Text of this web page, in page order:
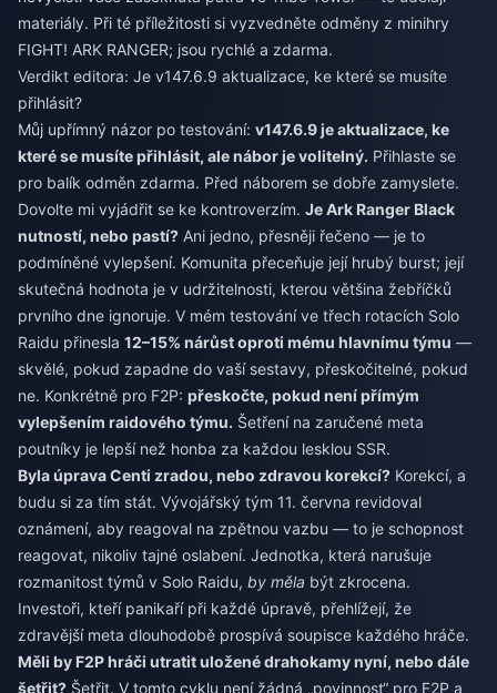
materiály. Při té příležitosti si vyzvedněte odměny z minihry
FIGHT! ARK RANGER; jsou rychlé a zdarma.
Verdikt editora: Je v147.6.9 aktualizace, ke které se musíte
přihlásit?
Můj upřímný názor po testování: v147.6.9 je aktualizace, ke
které se musíte přihlásit, ale nábor je volitelný. Přihlaste se
pro balík odměn zdarma. Před náborem se dobře zamyslete.
Dovolte mi vyjádřit se ke kontroverzím. Je Ark Ranger Black
nutností, nebo pastí? Ani jedno, přesněji řečeno — je to
podmíněné vylepšení. Komunita přeceňuje její hrubý burst; její
skutečná hodnota je v udržitelnosti, kterou většina žebříčků
prvního dne ignoruje. V mém testování ve třech rotacích Solo
Raidu přinesla 12–15% nárůst oproti mému hlavnímu týmu —
skvělé, pokud zapadne do vaší sestavy, přeskočitelné, pokud
ne. Konkrétně pro F2P: přeskočte, pokud není přímým
vylepšením raidového týmu. Šetření na zaručené meta
poutníky je lepší než honba za každou lesklou SSR.
Byla úprava Centi zradou, nebo zdravou korekcí? Korekcí, a
budu si za tím stát. Vývojářský tým 11. června revidoval
oznámení, aby reagoval na zpětnou vazbu — to je schopnost
reagovat, nikoliv tajné oslabení. Jednotka, která narušuje
rozmanitost týmů v Solo Raidu, by měla být zkrocena.
Investoři, kteří panikaří při každé úpravě, přehlížejí, že
zdravější meta dlouhodobě prospívá soupisce každého hráče.
Měli by F2P hráči utratit uložené drahokamy nyní, nebo dále
šetřit? Šetřit. V tomto cyklu není žádná „povinnost“ pro F2P a